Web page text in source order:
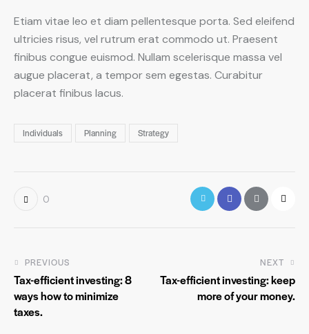
Etiam vitae leo et diam pellentesque porta. Sed eleifend
ultricies risus, vel rutrum erat commodo ut. Praesent
finibus congue euismod. Nullam scelerisque massa vel
augue placerat, a tempor sem egestas. Curabitur
placerat finibus lacus.
Individuals Planning Strategy
0
PREVIOUS
Tax-efficient investing: 8
ways how to minimize
taxes.
NEXT
Tax-efficient investing: keep
more of your money.